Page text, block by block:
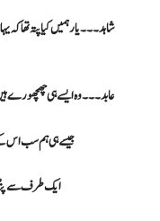
شاہد۔۔۔ یار ہمیں کیا پتہ تھا
عابد۔۔۔ وہ ایسے ہی چھچھورے
جیسے ہی ہم سب اس
ایک طرف سے